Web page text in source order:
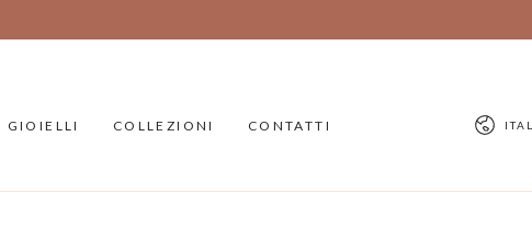
GIOIELLI COLLEZIONI CONTATTI Lingua